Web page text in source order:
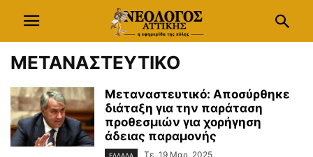
ΜΕΤΑΝΑΣΤΕΥΤΙΚΟ
Μεταναστευτικό: Αποσύρθηκε
διάταξη για την παράταση
προθεσμιών για χορήγηση
άδειας παραμονής
ΕΛΛΑΔΑ Τε, 19 Μαρ, 2025